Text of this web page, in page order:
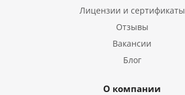
Лицензии и сертификаты
Отзывы
Вакансии
Блог
О компании